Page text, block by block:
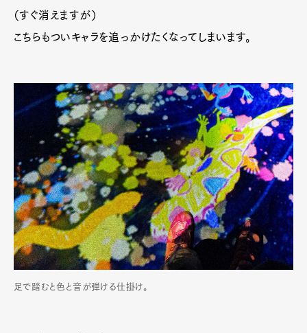
（すぐ消えますが）
こちらもついキャラを追っかけたくなってしまいます。
足で踏むと色と音が弾ける仕掛け。